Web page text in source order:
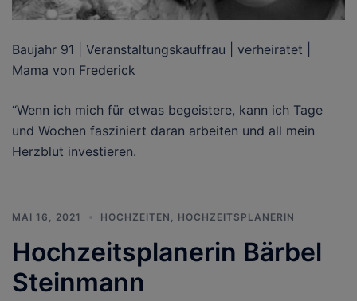
Baujahr 91 | Veranstaltungskauffrau | verheiratet |
Mama von Frederick
“Wenn ich mich für etwas begeistere, kann ich Tage
und Wochen fasziniert daran arbeiten und all mein
Herzblut investieren.
MAI 16, 2021 HOCHZEITEN HOCHZEITSPLANERIN
Hochzeitsplanerin Bärbel
Steinmann